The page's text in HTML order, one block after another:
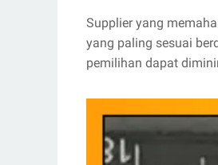
Supplier yang
yang paling sesuai
pemilihan dapat